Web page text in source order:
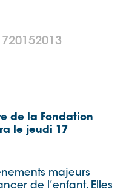
20152013
de la Fondation
le jeudi 17
majeurs
de l’enfant. Elles